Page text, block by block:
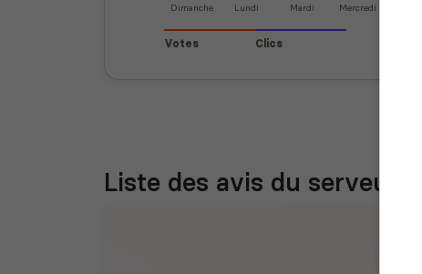
Dimanche Lundi Mardi Mercredi
Votes Clics
Liste des avis du serveur